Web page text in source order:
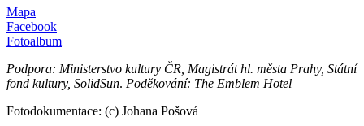
Mapa
Facebook
Fotoalbum
Podpora: Ministerstvo kultury ČR, Magistrát hl. města Prahy, Státní
fond kultury, SolidSun. Poděkování: The Emblem Hotel
Fotodokumentace: (c) Johana Pošová